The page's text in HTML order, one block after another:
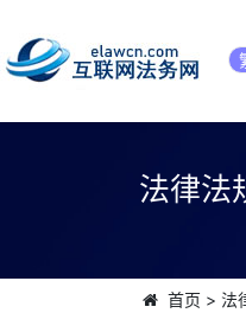
法律法
首页 > 法